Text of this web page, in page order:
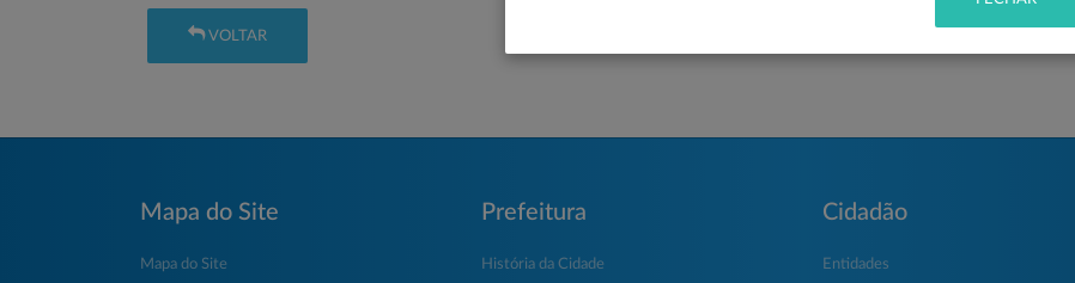
VOLTAR
Mapa do Site
Mapa do Site
Prefeitura
História da Cidade
Cidadão
Entidades